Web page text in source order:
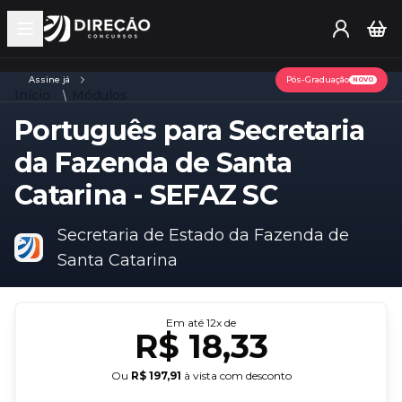
Open main menu
Assine já Pós-Graduação NOVO
Português para Secretaria
da Fazenda de Santa
Catarina - SEFAZ SC
Secretaria de Estado da Fazenda de
Santa Catarina
Em até 12x de
R$ 18,33
Ou R$ 197,91 à vista com desconto